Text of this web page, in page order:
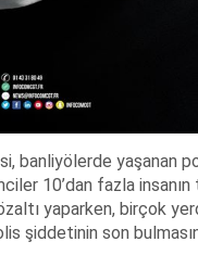
banliyölerde yaşanan
10’dan fazla insanın
yaparken, birçok
şiddetinin son